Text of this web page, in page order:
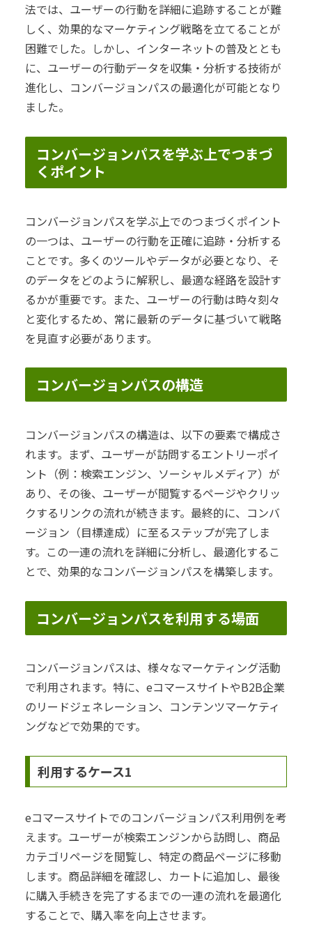
法では、ユーザーの行動を詳細に追跡することが難
しく、効果的なマーケティング戦略を立てることが
困難でした。しかし、インターネットの普及ととも
に、ユーザーの行動データを収集・分析する技術が
進化し、コンバージョンパスの最適化が可能となり
ました。
コンバージョンパスを学ぶ上でつまづ
くポイント
コンバージョンパスを学ぶ上でのつまづくポイント
の一つは、ユーザーの行動を正確に追跡・分析する
ことです。多くのツールやデータが必要となり、そ
のデータをどのように解釈し、最適な経路を設計す
るかが重要です。また、ユーザーの行動は時々刻々
と変化するため、常に最新のデータに基づいて戦略
を見直す必要があります。
コンバージョンパスの構造
コンバージョンパスの構造は、以下の要素で構成さ
れます。まず、ユーザーが訪問するエントリーポイ
ント（例：検索エンジン、ソーシャルメディア）が
あり、その後、ユーザーが閲覧するページやクリッ
クするリンクの流れが続きます。最終的に、コンバ
ージョン（目標達成）に至るステップが完了しま
す。この一連の流れを詳細に分析し、最適化するこ
とで、効果的なコンバージョンパスを構築します。
コンバージョンパスを利用する場面
コンバージョンパスは、様々なマーケティング活動
で利用されます。特に、eコマースサイトやB2B企業
のリードジェネレーション、コンテンツマーケティ
ングなどで効果的です。
利用するケース1
eコマースサイトでのコンバージョンパス利用例を考
えます。ユーザーが検索エンジンから訪問し、商品
カテゴリページを閲覧し、特定の商品ページに移動
します。商品詳細を確認し、カートに追加し、最後
に購入手続きを完了するまでの一連の流れを最適化
することで、購入率を向上させます。